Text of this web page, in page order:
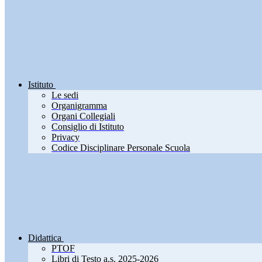
Istituto
Le sedi
Organigramma
Organi Collegiali
Consiglio di Istituto
Privacy
Codice Disciplinare Personale Scuola
Didattica
PTOF
Libri di Testo a.s. 2025-2026